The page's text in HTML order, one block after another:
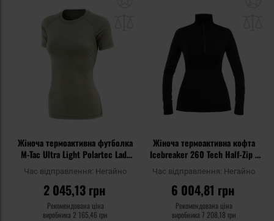
уподобань
Жіноча термоактивна футболка
M-Tac Ultra Light Polartec Lady
Short Sleeve - Tan
Час відправлення: Негайно
2 045,13 грн
Рекомендована ціна
виробника 2 165,46 грн
Жіноча термоактивна кофта
Icebreaker 260 Tech Half-Zip -
Час відправлення: Негайно
6 004,81 грн
Рекомендована ціна
виробника 7 208,18 грн